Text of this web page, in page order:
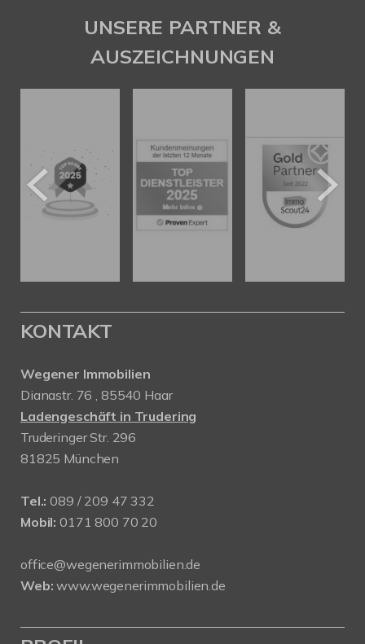
UNSERE PARTNER &
AUSZEICHNUNGEN
KONTAKT
Wegener Immobilien
Dianastr. 76 , 85540 Haar
Ladengeschäft in Trudering
Truderinger Str. 296
81825 München
Tel.: 089 / 209 47 332
Mobil: 0171 800 70 20
office@wegenerimmobilien.de
Web: www.wegenerimmobilien.de